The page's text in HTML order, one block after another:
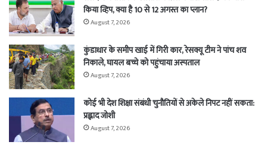
किया व्हिप, क्या है 10 से 12 अगस्त का प्लान?
August 7, 2026
कुंडाधार के समीप खाई में गिरी कार, रेसक्यू टीम ने पांच शव
निकाले, घायल बच्चे को पहुंचाया अस्पताल
August 7, 2026
कोई भी देश शिक्षा संबंधी चुनौतियों से अकेले निपट नहीं सकता:
प्रह्लाद जोशी
August 7, 2026